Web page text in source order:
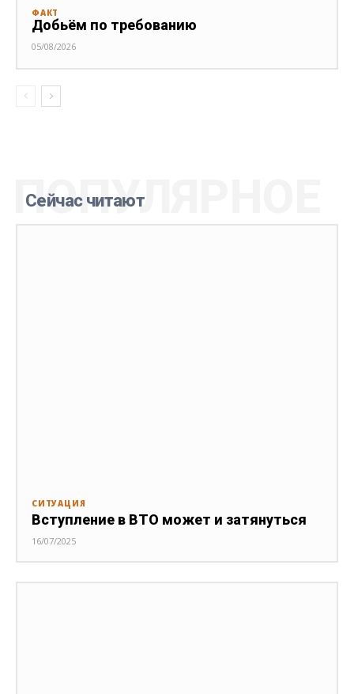
ФАКТ
Добьём по требованию
05/08/2026
Сейчас читают
ПОПУЛЯРНОЕ
СИТУАЦИЯ
Вступление в ВТО может и затянуться
16/07/2025